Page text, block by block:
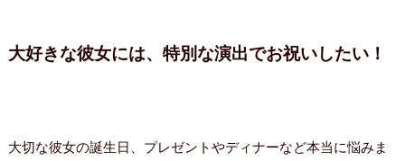
大好きな彼女には、特別な演出でお祝いしたい！
大切な彼女の誕生日、プレゼントやディナーなど本当に悩みま